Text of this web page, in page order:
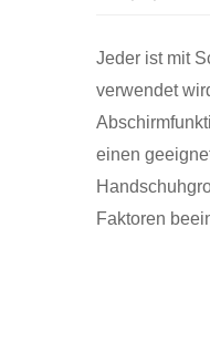
Jeder ist mit
verwendet
einen
Faktoren